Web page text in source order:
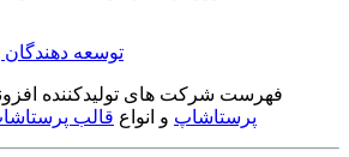
توسعه
فهرست شرکت های تولیدکننده
پرستاشاپ و انواع قالب